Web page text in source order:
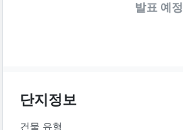
발표 예정
단지정보
건물 유형